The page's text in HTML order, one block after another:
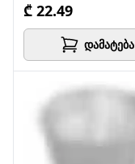
₾ 22.49
დამატება